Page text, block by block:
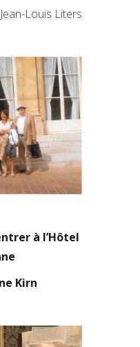
Jean-Louis Liters
à l’Hôtel
Kirn